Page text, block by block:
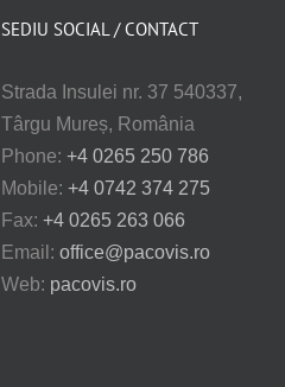
SEDIU SOCIAL / CONTACT
Strada Insulei nr. 37 540337,
Târgu Mureș, România
Phone: +4 0265 250 786
Mobile: +4 0742 374 275
Fax: +4 0265 263 066
Email: office@pacovis.ro
Web: pacovis.ro